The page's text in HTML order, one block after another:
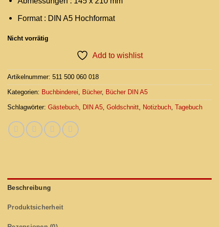
Format : DIN A5 Hochformat
Nicht vorrätig
Add to wishlist
Artikelnummer: 511 500 060 018
Kategorien: Buchbinderei, Bücher, Bücher DIN A5
Schlagwörter: Gästebuch, DIN A5, Goldschnitt, Notizbuch, Tagebuch
Beschreibung
Produktsicherheit